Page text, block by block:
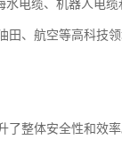
电缆、机器人电缆
、航空等高科技
整体安全性和效率